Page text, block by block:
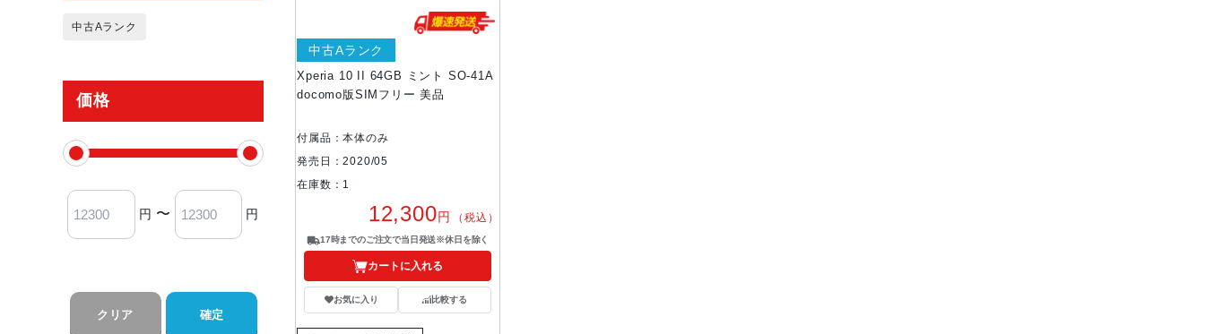
中古Aランク
価格
円 〜 円
クリア 確定
Xperia 10 II 64GB ミント SO-41A
docomo版SIMフリー 美品
中古Aランク
付属品：本体のみ
発売日：2020/05
在庫数：1
12,300円 （税込）
17時までのご注文で当日発送※休日を除く
カートに入れる
お気に入り 比較する